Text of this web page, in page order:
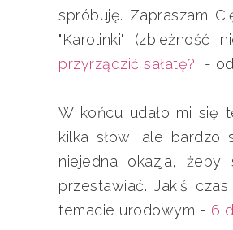
spróbuję. Zapraszam
"Karolinki" (zbieżność
przyrządzić sałatę? -
W końcu udało mi się
kilka słów, ale bardzo
niejedna okazja,
przestawiać. Jakiś
temacie urodowym - 6